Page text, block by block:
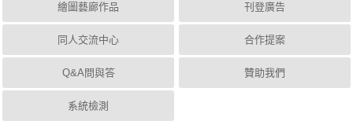
繪圖藝廊作品
同人交流中心
Q&A問與答
系統檢測
刊登廣告
合作提案
贊助我們